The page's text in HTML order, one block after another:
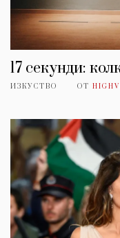
17 секунди:
ИЗКУСТВО ОТ